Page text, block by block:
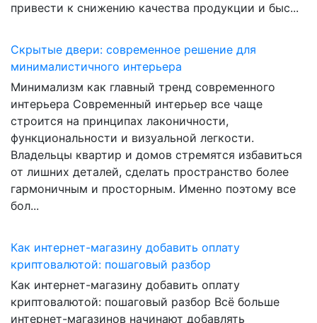
привести к снижению качества продукции и быс...
Скрытые двери: современное решение для
минималистичного интерьера
Минимализм как главный тренд современного
интерьера Современный интерьер все чаще
строится на принципах лаконичности,
функциональности и визуальной легкости.
Владельцы квартир и домов стремятся избавиться
от лишних деталей, сделать пространство более
гармоничным и просторным. Именно поэтому все
бол...
Как интернет-магазину добавить оплату
криптовалютой: пошаговый разбор
Как интернет-магазину добавить оплату
криптовалютой: пошаговый разбор Всё больше
интернет-магазинов начинают добавлять